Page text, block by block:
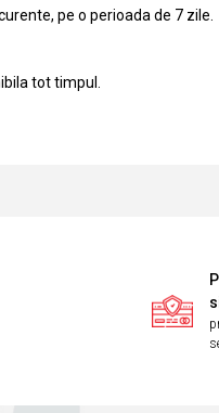
pe o perioada de 7 zile.
tot timpul.